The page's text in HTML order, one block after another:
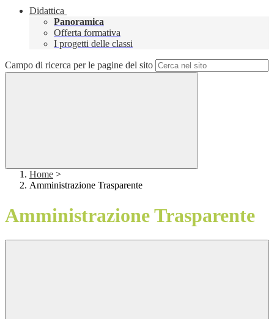
Didattica
Panoramica
Offerta formativa
I progetti delle classi
Campo di ricerca per le pagine del sito
Home >
Amministrazione Trasparente
Amministrazione Trasparente